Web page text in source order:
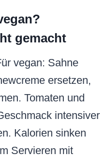
gemacht
vegan: Sahne
ersetzen,
Tomaten und
intensiver
Kalorien sinken
Servieren mit